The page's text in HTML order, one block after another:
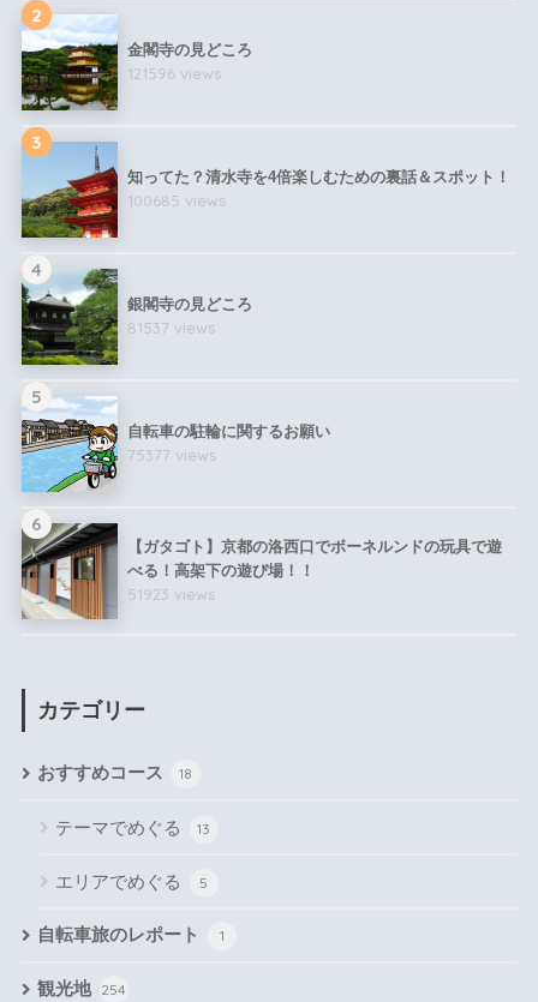
2
金閣寺の見どころ
121596 views
3
知ってた？清水寺を4倍楽しむための裏話＆スポット！
100685 views
4
銀閣寺の見どころ
81537 views
5
自転車の駐輪に関するお願い
75377 views
6
【ガタゴト】京都の洛西口でボーネルンドの玩具で遊
べる！高架下の遊び場！！
51923 views
カテゴリー
おすすめコース 18
テーマでめぐる 13
エリアでめぐる 5
自転車旅のレポート 1
観光地 254